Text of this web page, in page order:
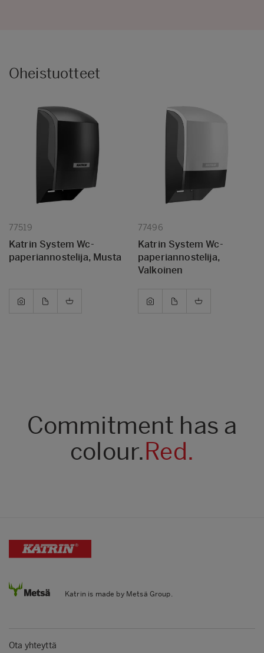
Oheistuotteet
77519
Katrin System Wc-
paperiannostelija, Musta
77496
Katrin System Wc-
paperiannostelija,
Valkoinen
Commitment has a
colour.Red.
Katrin is made by Metsä Group.
Ota yhteyttä